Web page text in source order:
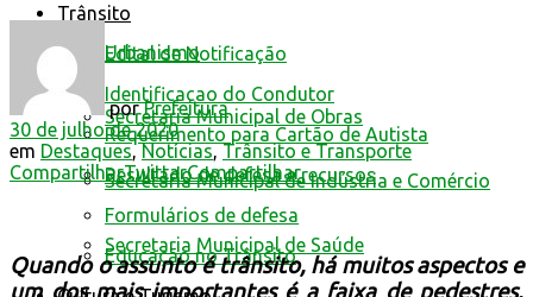
Trânsito
Edital de Notificação
Identificacao do Condutor
Requerimento para Cartão de Autista
Resultado de defesa e recursos
Formulários de defesa
Educação no Trânsito
Urbanismo
Secretaria Municipal de Obras
Secretaria Municipal de Indústria e Comércio
Secretaria Municipal de Saúde
por Prefeitura
30 de julho de 2020
em Destaques,Notícias,Trânsito e Transporte
CompartilharTwittarCompartilhar
Quando o assunto é trânsito, há muitos aspectos e